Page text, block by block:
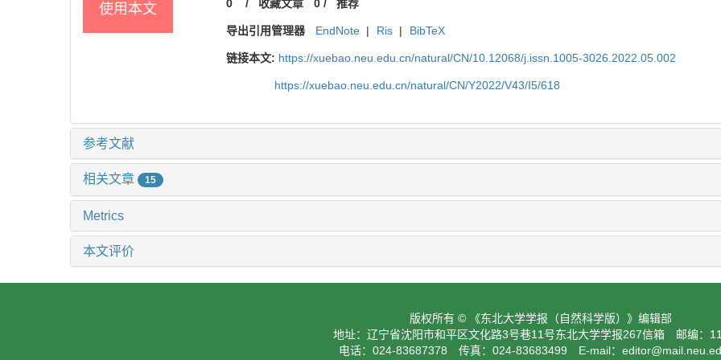
使用本文 0 / 收藏文章 0/ 推荐
导出引用管理器 EndNote | Ris | BibTeX
链接本文: https://xuebao.neu.edu.cn/natural/CN/10.12068/j.issn.1005-3026.2022.05.002
https://xuebao.neu.edu.cn/natural/CN/Y2022/V43/I5/618
参考文献
相关文章 15
Metrics
本文评价
版权所有 © 《东北大学学报（自然科学版）》编辑部
地址：辽宁省沈阳市和平区文化路3号巷11号东北大学学报267信箱 邮编：
电话：024-83687378 传真：024-83683499 E-mail：